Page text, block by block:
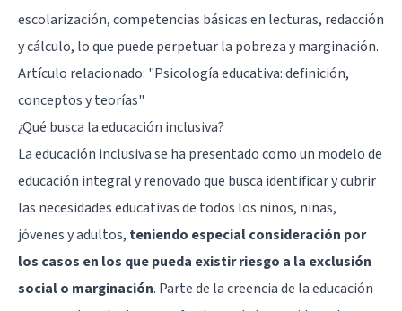
escolarización, competencias básicas en lecturas, redacción
y cálculo, lo que puede perpetuar la pobreza y marginación.
Artículo relacionado: "Psicología educativa: definición,
conceptos y teorías"
¿Qué busca la educación inclusiva?
La educación inclusiva se ha presentado como un modelo de
educación integral y renovado que busca identificar y cubrir
las necesidades educativas de todos los niños, niñas,
jóvenes y adultos, teniendo especial consideración por
los casos en los que pueda existir riesgo a la exclusión
social o marginación. Parte de la creencia de la educación